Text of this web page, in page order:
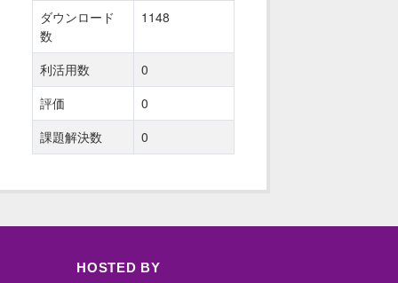
ダウンロード
数
1148
利活用数
0
評価
0
課題解決数
0
HOSTED BY